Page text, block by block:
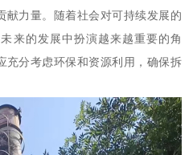
献力量。随着社会对可持续发展的
来的发展中扮演越来越重要的角
充分考虑环保和资源利用，确保拆